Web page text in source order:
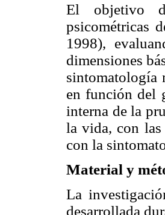
El objetivo
psicométricas
1998),
dimensiones
sintomatología
en función del
interna de la
la vida, con las
con la
Material y
La
desarrollada